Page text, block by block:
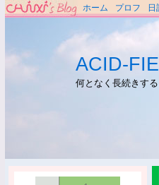
ホーム プロフ 日
ACID-
何となく長続きす